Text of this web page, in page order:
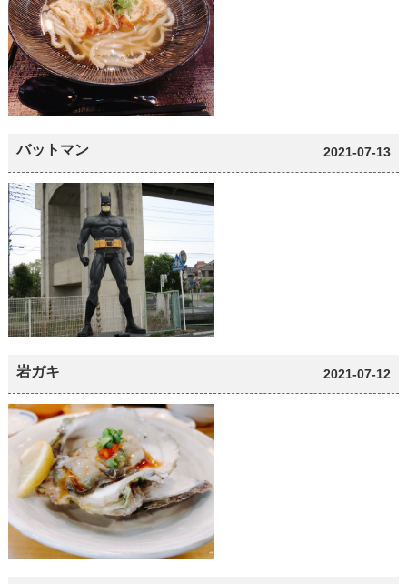
バットマン 2021-07-13
岩ガキ 2021-07-12